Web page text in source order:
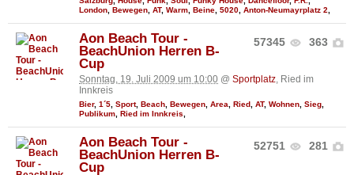
London, Bewegen, AT, Warm, Beine, 5020, Anton-Neumayrplatz 2,
57345 363
Aon Beach Tour -
BeachUnion Herren B-
Cup
Sonntag, 19. Juli 2009 um 10:00 @ Sportplatz , Ried im
Innkreis
Bier, 1´5 Sport, Beach Bewegen Area Ried AT, Wohnen Sieg
Publikum Ried im Innkreis
52751 281
Aon Beach Tour -
BeachUnion Herren B-
Cup